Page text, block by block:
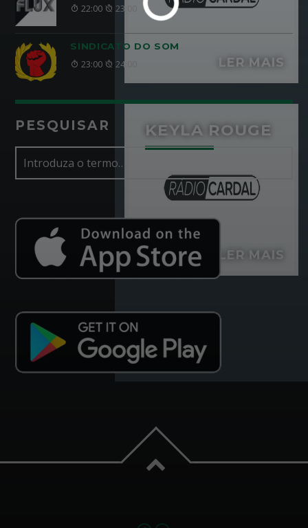
LER MAIS
KEYLA ROUGE
LER MAIS
22:00 23:00
SINDICATO DO SOM
23:00 24:00
PESQUISAR